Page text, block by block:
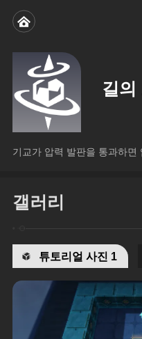
길의
기교가 압력 발판을 통과하
갤러리
튜토리얼 사진 1